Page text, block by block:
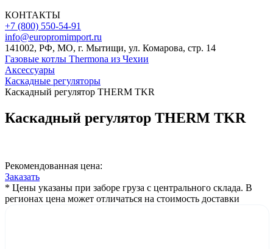
КОНТАКТЫ
+7 (800) 550-54-91
info@europromimport.ru
141002, РФ, МО, г. Мытищи, ул. Комарова, стр. 14
Газовые котлы Thermona из Чехии
Аксессуары
Каскадные регуляторы
Каскадный регулятор THERM TKR
Каскадный регулятор THERM TKR
Рекомендованная цена:
Заказать
* Цены указаны при заборе груза с центрального склада. В
регионах цена может отличаться на стоимость доставки